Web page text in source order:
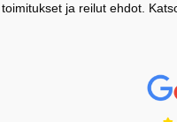
toimitukset ja reilut ehdot.